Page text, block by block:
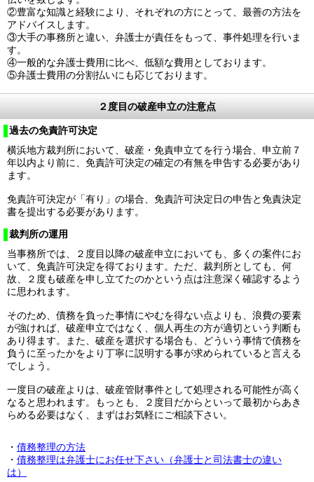
②豊富な知識と経験により、それぞれの方にとって、最善の方法を
アドバイスします。
③大手の事務所と違い、弁護士が責任をもって、事件処理を行いま
す。
④一般的な弁護士費用に比べ、低額な費用としております。
⑤弁護士費用の分割払いにも応じております。
２度目の破産申立の注意点
過去の免責許可決定
横浜地方裁判所において、破産・免責申立てを行う場合、申立前７
年以内より前に、免責許可決定の確定の有無を申告する必要があり
ます。
免責許可決定が「有り」の場合、免責許可決定日の申告と免責決定
書を提出する必要があります。
裁判所の運用
当事務所では、２度目以降の破産申立においても、多くの案件にお
いて、免責許可決定を得ております。ただ、裁判所としても、何
故、２度も破産を申し立てたのかという点は注意深く確認するよう
に思われます。
そのため、債務を負った事情にやむを得ない点よりも、浪費の要素
が強ければ、破産申立ではなく、個人再生の方が適切という判断も
あり得ます。また、破産を選択する場合も、どういう事情で債務を
負うに至ったかをより丁寧に説明する事が求められていると言える
でしょう。
一度目の破産よりは、破産管財事件として処理される可能性が高く
なると思われます。もっとも、２度目だからといって最初からあき
らめる必要はなく、まずはお気軽にご相談下さい。
・ 債務整理の方法
・ 債務整理は弁護士にお任せ下さい（弁護士と司法書士の違い
は）